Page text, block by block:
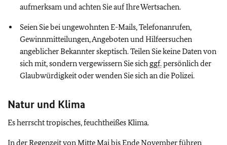
aufmerksam und achten Sie auf Ihre Wertsachen.
Seien Sie bei ungewohnten E-Mails, Telefonanrufen,
Gewinnmitteilungen, Angeboten und Hilfeersuchen
angeblicher Bekannter skeptisch. Teilen Sie keine Daten von
sich mit, sondern vergewissern Sie sich ggf.persönlich der
Glaubwürdigkeit oder wenden Sie sich an die Polizei.
Natur und Klima
Es herrscht tropisches, feuchtheißes Klima.
In der Regenzeit von Mitte Mai bis Ende November führen